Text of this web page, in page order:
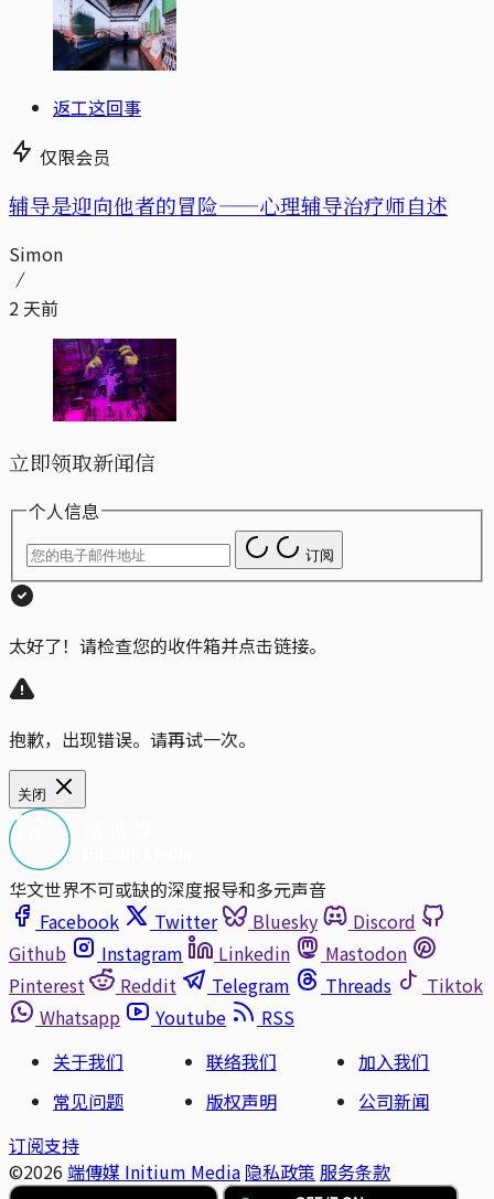
返工这回事
仅限会员
辅导是迎向他者的冒险——心理辅导治疗师自述
Simon
2 天前
立即领取新闻信
个人信息
订阅
太好了！请检查您的收件箱并点击链接。
抱歉，出现错误。请再试一次。
关闭
华文世界不可或缺的深度报导和多元声音
Facebook
Twitter Bluesky
Discord
Github
Instagram Linkedin
Mastodon
Pinterest
Reddit Telegram Threads
Tiktok
Whatsapp
Youtube
RSS
关于我们
联络我们
加入我们
常见问题
版权声明
公司新闻
订阅支持
©2026 端傳媒 Initium Media 隐私政策 服务条款